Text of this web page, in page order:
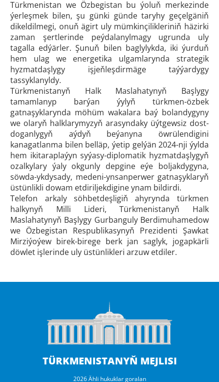
Türkmenistan we Özbegistan bu ýoluň merkezinde
ýerleşmek bilen, şu günki günde taryhy geçelgäniň
dikeldilmegi, onuň ägirt uly mümkinçilikleriniň häzirki
zaman şertlerinde peýdalanylmagy ugrunda uly
tagalla edýärler. Şunuň bilen baglylykda, iki ýurduň
hem ulag we energetika ulgamlarynda strategik
hyzmatdaşlygy işjeňleşdirmäge taýýardygy
tassyklanyldy.
Türkmenistanyň Halk Maslahatynyň Başlygy
tamamlanyp barýan ýylyň türkmen-özbek
gatnaşyklarynda möhüm wakalara baý bolandygyny
we olaryň halklarymyzyň arasyndaky üýtgewsiz dost-
doganlygyň aýdyň beýanyna öwrülendigini
kanagatlanma bilen belläp, ýetip gelýän 2024-nji ýylda
hem ikitaraplaýyn syýasy-diplomatik hyzmatdaşlygyň
ozalkylary ýaly okgunly depgine eýe boljakdygyna,
söwda-ykdysady, medeni-ynsanperwer gatnaşyklaryň
üstünlikli dowam etdiriljekdigine ynam bildirdi.
Telefon arkaly söhbetdeşligiň ahyrynda türkmen
halkynyň Milli Lideri, Türkmenistanyň Halk
Maslahatynyň Başlygy Gurbanguly Berdimuhamedow
we Özbegistan Respublikasynyň Prezidenti Şawkat
Mirziýoýew birek-birege berk jan saglyk, jogapkärli
döwlet işlerinde uly üstünlikleri arzuw etdiler.
TÜRKMENISTANYŇ MEJLISI
2026 Ähli hukuklar goralan